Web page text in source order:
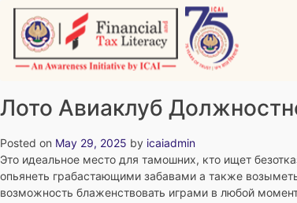
Skip
content
Лото Авиаклуб
Posted on May 29, 2025 by icaiadmin
Это идеальное место для тамошних, кто ищет
опьянеть грабастающими забавами а также
возможность блаженствовать играми в любой